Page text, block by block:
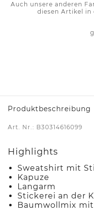
Auch unsere anderen
diesen Artikel in
Produktbeschreibung
Art. Nr.: B30314616099
Highlights
Sweatshirt mit
Kapuze
Langarm
Stickerei an der
Baumwollmix